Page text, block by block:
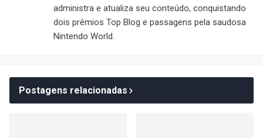
administra e atualiza seu conteúdo, conquistando
dois prêmios Top Blog e passagens pela saudosa
Nintendo World.
Postagens relacionadas